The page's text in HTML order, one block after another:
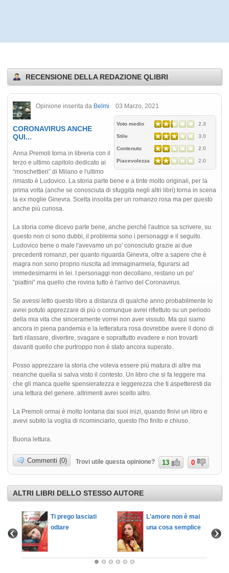
RECENSIONE DELLA REDAZIONE QLIBRI
Opinione inserita da Belmi 03 Marzo, 2021
Voto medio 2.3
Stile 3.0
Contenuto 2.0
Piacevolezza 2.0
CORONAVIRUS ANCHE
QUI...
Anna Premoli torna in libreria con il
terzo e ultimo capitolo dedicato ai
“moschettieri” di Milano e l'ultimo
rimasto è Ludovico. La storia parte bene e a tinte molto originali, per la
prima volta (anche se conosciuta di sfuggita negli altri libri) torna in scena
la ex moglie Ginevra. Scelta insolita per un romanzo rosa ma per questo
anche più curiosa.
La storia come dicevo parte bene, anche perché l'autrice sa scrivere, su
questo non ci sono dubbi, il problema sono i personaggi e il seguito.
Ludovico bene o male l'avevamo un po' conosciuto grazie ai due
precedenti romanzi, per quanto riguarda Ginevra, oltre a sapere che è
magra non sono proprio riuscita ad immaginarmela, figurarsi ad
immedesimarmi in lei. I personaggi non decollano, restano un po'
“piattini” ma quello che rovina tutto è l'arrivo del Coronavirus.
Se avessi letto questo libro a distanza di qualche anno probabilmente lo
avrei potuto apprezzare di più o comunque avrei riflettuto su un periodo
della mia vita che sinceramente vorrei non aver vissuto. Ma qui siamo
ancora in piena pandemia e la letteratura rosa dovrebbe avere il dono di
farti rilassare, divertire, svagare e soprattutto evadere e non trovarti
davanti quello che purtroppo non è stato ancora superato.
Posso apprezzare la storia che voleva essere più matura di altre ma
neanche quella si salva visto il contesto. Un libro che si fa leggere ma
che gli manca quelle spensieratezza e leggerezza che ti aspetteresti da
una lettura del genere..altrimenti avrei scelto altro.
La Premoli ormai è molto lontana dai suoi inizi, quando finivi un libro e
avevi subito la voglia di ricominciarlo, questo l'ho finito e chiuso.
Buona lettura.
Commenti (0) Trovi utile questa opinione? 13 0
ALTRI LIBRI DELLO STESSO AUTORE
Ti prego lasciati
odiare
L'amore non è mai
una cosa semplice